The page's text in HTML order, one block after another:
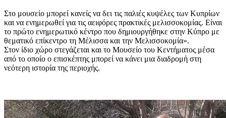
Στο μουσείο μπορεί κανείς να δει τις παλιές κυψέλες των Κυπρίων
και να ενημερωθεί για τις αειφόρες πρακτικές μελισσοκομίας. Είναι
το πρώτο ενημερωτικό κέντρο που δημιουργήθηκε στην Κύπρο με
θεματικό επίκεντρο τη Μέλισσα και την Μελισσοκομία».
Στον ίδιο χώρο στεγάζεται και το Μουσείο του Κεντήματος μέσα
από το οποίο ο επισκέπτης μπορεί να κάνει μια διαδρομή στη
νεότερη ιστορία της περιοχής.